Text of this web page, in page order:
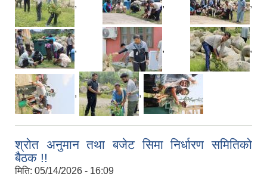
, , ,
, , ,
, ,
श्रोत अनुमान तथा बजेट सिमा निर्धारण समितिको
बैठक !!
मिति: 05/14/2026 - 16:09